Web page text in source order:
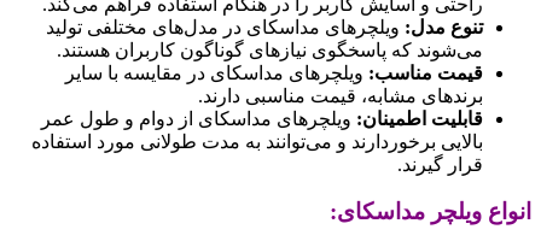
راحتی و آسایش کاربر را در هنگام استفاده فراهم می‌کند.
تنوع مدل: ویلچرهای مداسکای در مدل‌های مختلفی تولید
می‌شوند که پاسخگوی نیازهای گوناگون کاربران هستند.
قیمت مناسب: ویلچرهای مداسکای در مقایسه با سایر
برندهای مشابه، قیمت مناسبی دارند.
قابلیت اطمینان: ویلچرهای مداسکای از دوام و طول عمر
بالایی برخوردارند و می‌توانند به مدت طولانی مورد استفاده
قرار گیرند.
انواع ویلچر مداسکای: